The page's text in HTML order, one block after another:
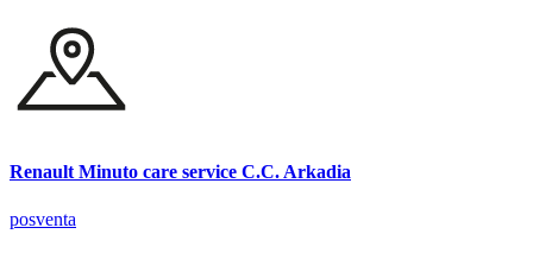
Renault Minuto care service C.C. Arkadia
posventa